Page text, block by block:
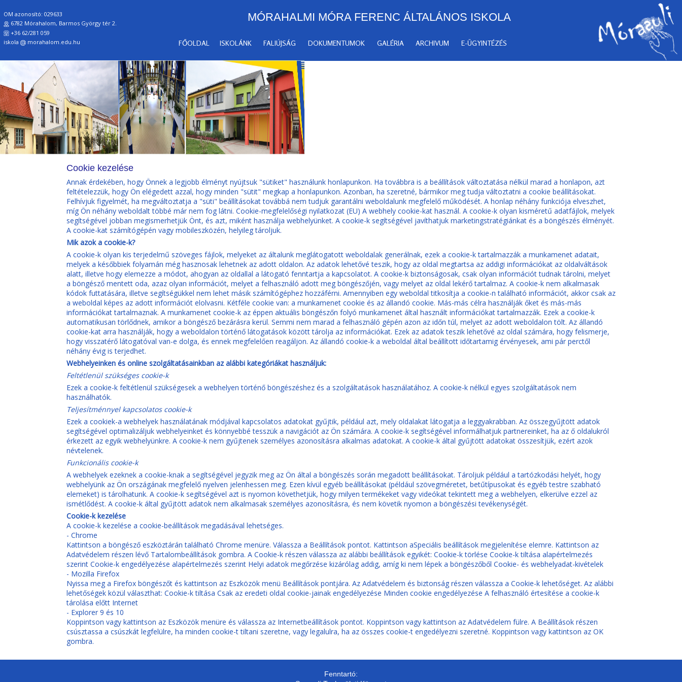
FŐOLDAL ISKOLÁNK FALIÚJSÁG DOKUMENTUMOK GALÉRIA ARCHIVUM E-ÜGYINTÉZÉS
MÓRAHALMI MÓRA FERENC ÁLTALÁNOS ISKOLA
OM azonosító: 029633
6782 Mórahalom, Barmos György tér 2.
+36 62/281 059
iskola
morahalom.edu.hu
Cookie kezelése
Annak érdekében, hogy Önnek a legjobb élményt nyújtsuk "sütiket" használunk honlapunkon. Ha továbbra is a beállítások változtatása nélkül marad a honlapon, azt
feltételezzük, hogy Ön elégedett azzal, hogy minden "sütit" megkap a honlapunkon. Azonban, ha szeretné, bármikor meg tudja változtatni a cookie beállításokat.
Felhívjuk figyelmét, ha megváltoztatja a "süti" beállításokat továbbá nem tudjuk garantálni weboldalunk megfelelő működését. A honlap néhány funkciója elveszhet,
míg Ön néhány weboldalt többé már nem fog látni. Cookie-megfelelőségi nyilatkozat (EU) A webhely cookie-kat használ. A cookie-k olyan kisméretű adatfájlok, melyek
segítségével jobban megismerhetjük Önt, és azt, miként használja webhelyünket. A cookie-k segítségével javíthatjuk marketingstratégiánkat és a böngészés élményét.
A cookie-kat számítógépén vagy mobileszközén, helyileg tároljuk.
Mik azok a cookie-k?
A cookie-k olyan kis terjedelmű szöveges fájlok, melyeket az általunk meglátogatott weboldalak generálnak, ezek a cookie-k tartalmazzák a munkamenet adatait,
melyek a későbbiek folyamán még hasznosak lehetnek az adott oldalon. Az adatok lehetővé teszik, hogy az oldal megtartsa az addigi információkat az oldalváltások
alatt, illetve hogy elemezze a módot, ahogyan az oldallal a látogató fenntartja a kapcsolatot. A cookie-k biztonságosak, csak olyan információt tudnak tárolni, melyet
a böngésző mentett oda, azaz olyan információt, melyet a felhasználó adott meg böngészőjén, vagy melyet az oldal lekérő tartalmaz. A cookie-k nem alkalmasak
kódok futtatására, illetve segítségükkel nem lehet másik számítógéphez hozzáférni. Amennyiben egy weboldal titkosítja a cookie-n található információt, akkor csak az
a weboldal képes az adott információt elolvasni. Kétféle cookie van: a munkamenet cookie és az állandó cookie. Más-más célra használják őket és más-más
információkat tartalmaznak. A munkamenet cookie-k az éppen aktuális böngészőn folyó munkamenet által használt információkat tartalmazzák. Ezek a cookie-k
automatikusan törlődnek, amikor a böngésző bezárásra kerül. Semmi nem marad a felhasználó gépén azon az időn túl, melyet az adott weboldalon tölt. Az állandó
cookie-kat arra használják, hogy a weboldalon történő látogatások között tárolja az információkat. Ezek az adatok teszik lehetővé az oldal számára, hogy felismerje,
hogy visszatérő látogatóval van-e dolga, és ennek megfelelően reagáljon. Az állandó cookie-k a weboldal által beállított időtartamig érvényesek, ami pár perctől
néhány évig is terjedhet.
Webhelyeinken és online szolgáltatásainkban az alábbi kategóriákat használjuk:
Feltétlenül szükséges cookie-k
Ezek a cookie-k feltétlenül szükségesek a webhelyen történő böngészéshez és a szolgáltatások használatához. A cookie-k nélkül egyes szolgáltatások nem
használhatók.
Teljesítménnyel kapcsolatos cookie-k
Ezek a cookiek-a webhelyek használatának módjával kapcsolatos adatokat gyűjtik, például azt, mely oldalakat látogatja a leggyakrabban. Az összegyűjtött adatok
segítségével optimalizáljuk webhelyeinket és könnyebbé tesszük a navigációt az Ön számára. A cookie-k segítségével informálhatjuk partnereinket, ha az ő oldalukról
érkezett az egyik webhelyünkre. A cookie-k nem gyűjtenek személyes azonosításra alkalmas adatokat. A cookie-k által gyűjtött adatokat összesítjük, ezért azok
névtelenek.
Funkcionális cookie-k
A webhelyek ezeknek a cookie-knak a segítségével jegyzik meg az Ön által a böngészés során megadott beállításokat. Tároljuk például a tartózkodási helyét, hogy
webhelyünk az Ön országának megfelelő nyelven jelenhessen meg. Ezen kívül egyéb beállításokat (például szövegméretet, betűtípusokat és egyéb testre szabható
elemeket) is tárolhatunk. A cookie-k segítségével azt is nyomon követhetjük, hogy milyen termékeket vagy videókat tekintett meg a webhelyen, elkerülve ezzel az
ismétlődést. A cookie-k által gyűjtött adatok nem alkalmasak személyes azonosításra, és nem követik nyomon a böngészési tevékenységét.
Cookie-k kezelése
A cookie-k kezelése a cookie-beállítások megadásával lehetséges.
- Chrome
Kattintson a böngésző eszköztárán található Chrome menüre. Válassza a Beállítások pontot. Kattintson aSpeciális beállítások megjelenítése elemre. Kattintson az
Adatvédelem részen lévő Tartalombeállítások gombra. A Cookie-k részen válassza az alábbi beállítások egyikét: Cookie-k törlése Cookie-k tiltása alapértelmezés
szerint Cookie-k engedélyezése alapértelmezés szerint Helyi adatok megőrzése kizárólag addig, amíg ki nem lépek a böngészőből Cookie- és webhelyadat-kivételek
- Mozilla Firefox
Nyissa meg a Firefox böngészőt és kattintson az Eszközök menü Beállítások pontjára. Az Adatvédelem és biztonság részen válassza a Cookie-k lehetőséget. Az alábbi
lehetőségek közül választhat: Cookie-k tiltása Csak az eredeti oldal cookie-jainak engedélyezése Minden cookie engedélyezése A felhasználó értesítése a cookie-k
tárolása előtt Internet
- Explorer 9 és 10
Koppintson vagy kattintson az Eszközök menüre és válassza az Internetbeállítások pontot. Koppintson vagy kattintson az Adatvédelem fülre. A Beállítások részen
csúsztassa a csúszkát legfelülre, ha minden cookie-t tiltani szeretne, vagy legalulra, ha az összes cookie-t engedélyezni szeretné. Koppintson vagy kattintson az OK
gombra.
Fenntartó: